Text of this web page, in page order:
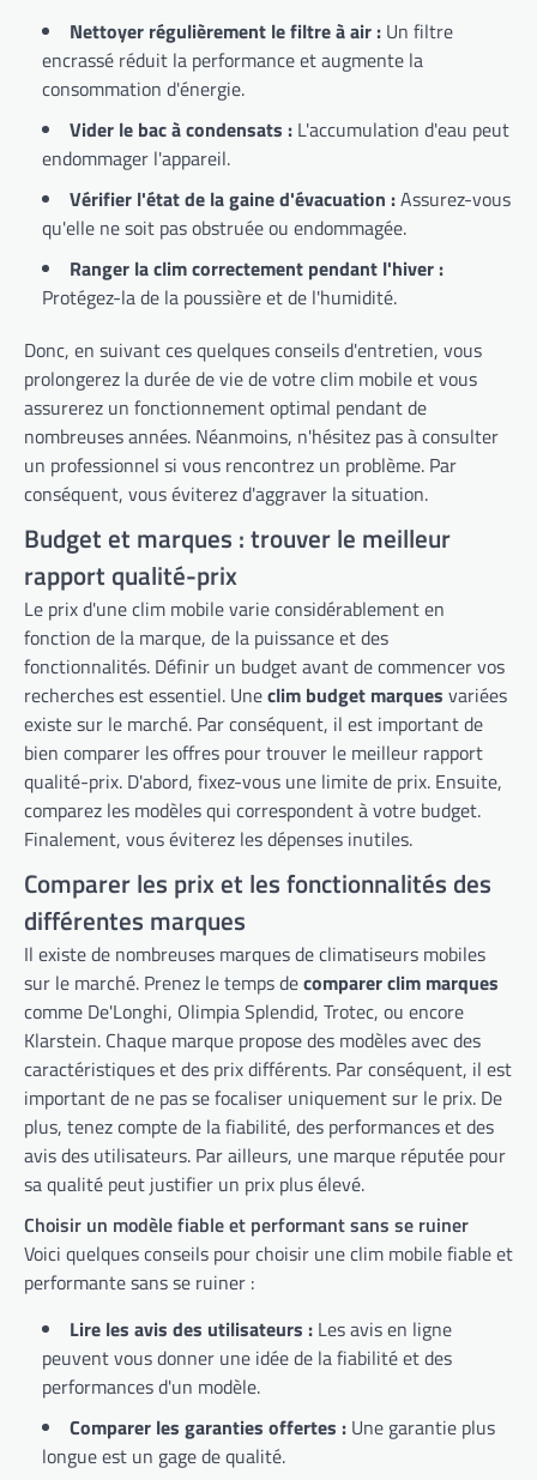
Nettoyer régulièrement le filtre à air : Un filtre
encrassé réduit la performance et augmente la
consommation d'énergie.
Vider le bac à condensats : L'accumulation d'eau peut
endommager l'appareil.
Vérifier l'état de la gaine d'évacuation :Assurez-vous
qu'elle ne soit pas obstruée ou endommagée.
Ranger la clim correctement pendant l'hiver :
Protégez-la de la poussière et de l'humidité.
Donc, en suivant ces quelques conseils d'entretien, vous
prolongerez la durée de vie de votre clim mobile et vous
assurerez un fonctionnement optimal pendant de
nombreuses années. Néanmoins, n'hésitez pas à consulter
un professionnel si vous rencontrez un problème. Par
conséquent, vous éviterez d'aggraver la situation.
Budget et marques : trouver le meilleur
rapport qualité-prix
Le prix d'une clim mobile varie considérablement en
fonction de la marque, de la puissance et des
fonctionnalités. Définir un budget avant de commencer vos
recherches est essentiel. Uneclim budget marques variées
existe sur le marché. Par conséquent, il est important de
bien comparer les offres pour trouver le meilleur rapport
qualité-prix. D'abord, fixez-vous une limite de prix. Ensuite,
comparez les modèles qui correspondent à votre budget.
Finalement, vous éviterez les dépenses inutiles.
Comparer les prix et les fonctionnalités des
différentes marques
Il existe de nombreuses marques de climatiseurs mobiles
sur le marché. Prenez le temps decomparer clim marques
comme De'Longhi, Olimpia Splendid, Trotec, ou encore
Klarstein. Chaque marque propose des modèles avec des
caractéristiques et des prix différents. Par conséquent, il est
important de ne pas se focaliser uniquement sur le prix. De
plus, tenez compte de la fiabilité, des performances et des
avis des utilisateurs. Par ailleurs, une marque réputée pour
sa qualité peut justifier un prix plus élevé.
Choisir un modèle fiable et performant sans se ruiner
Voici quelques conseils pour choisir une clim mobile fiable et
performante sans se ruiner :
Lire les avis des utilisateurs : Les avis en ligne
peuvent vous donner une idée de la fiabilité et des
performances d'un modèle.
Comparer les garanties offertes : Une garantie plus
longue est un gage de qualité.